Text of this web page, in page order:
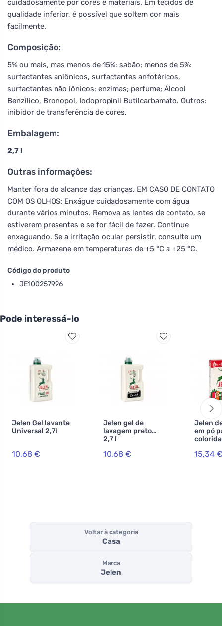
cuidadosamente por cores e materiais. Em tecidos de
qualidade inferior, é possível que soltem cor mais
facilmente.
Composição:
5% ou mais, mas menos de 15%: sabão; menos de 5%:
surfactantes aniônicos, surfactantes anfotéricos,
surfactantes não iônicos; enzimas; perfume; Álcool
Benzílico, Bronopol, Iodopropinil Butilcarbamato. Outros:
inibidor de transferência de cores.
Embalagem:
2,7 l
Outras informações:
Manter fora do alcance das crianças. EM CASO DE CONTATO
COM OS OLHOS: Enxágue cuidadosamente com água
durante vários minutos. Remova as lentes de contato, se
estiverem presentes e se for fácil de fazer. Continue
enxaguando. Se a irritação ocular persistir, consulte um
médico. Armazene em temperaturas de +5 °C a +25 °C.
Código do produto
JE100257996
Pode interessá-lo
Jelen Gel lavante
Universal 2,7l
10,68 €
Jelen gel de
lavagem preto
2,7 l
10,68 €
Jelen
em pó
15,34 €
Voltar à categoria
Casa
Marca
Jelen